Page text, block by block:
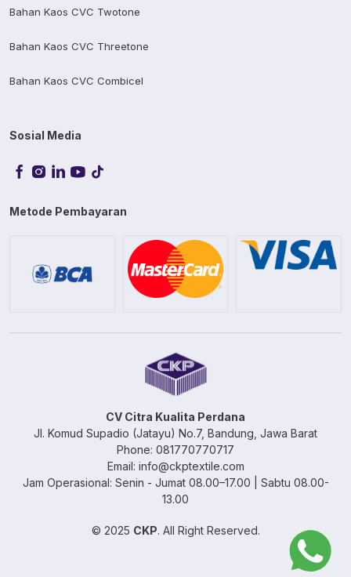
Bahan Kaos CVC Twotone
Bahan Kaos CVC Threetone
Bahan Kaos CVC Combicel
Sosial Media
Metode Pembayaran
CV Citra Kualita Perdana
Jl. Komud Supadio (Jatayu) No.7, Bandung, Jawa Barat
Phone: 081770770717
Email: info@ckptextile.com
Jam Operasional: Senin - Jumat 08.00–17.00 | Sabtu 08.00-
13.00
© 2025 CKP. All Right Reserved.